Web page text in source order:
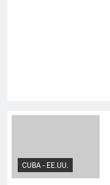
CUBA - EE.UU.